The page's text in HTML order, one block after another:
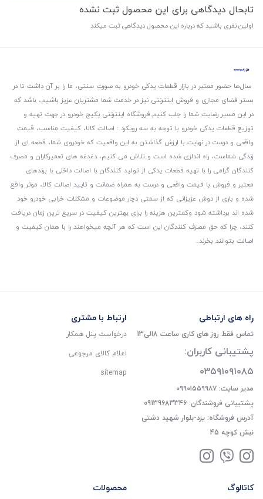
تابحال دیدگاهی برای این محصول ثبت نشده
اولین نفری باشید که درباره این محصول دیدگاهی ثبت میکند
سال‌ها حضور معتبر در بازار قطعات یدکی خودرو به صورت سنتی، ما را بر آن داشت تا در
بستر فضای مجازی و فروش اینترنتی نیز در خدمت شما مشتریان عزیز باشیم، باشد که
در این مسیر رضایت شما را جلب کنیم.فروشگاه اینترنتی پکیج خودرو در جهت تهیه و
توزیع قطعات یدکی خودرو با توجه به سه رویکرد : اصالت کالا، کیفیت مناسب، قیمت
واقعی و درست.در نهایت با ارزش گذاشتن به این واقعیت که خودروی شما، قطعه ای از
زندگی شماست، راه اندازی شده است و تلاش می کنیم، دغدغه های تعمیرکاران و مصرف
کنندگان گرامی را با تهیه قطعات یدکی از تولید کنندگان با اصالت داخلی با برندهای
معتبر و فروش با قیمت واقعی و درست به همراه ضمانت و تایید اصالت کالا، موثر واقع
شده و باری از دوش عزیزانی که از سمتی دچار موضوعات و مشکلات خرابی خودرو خود
شده اند برداشته شود و‌کمترین هزینه را برای بهترین کیفیت در سریع ترین زمان دریافت
کنند، چرا که حق مصرف کنندگان این است که هر آنچه میخواهند را با همان کیفیت و
اصالت بتوانند بخرند..
راه های ارتباطی
تماس فقط روز های کاری ساعت 8الی13
پشتیبانی کاربران:
۰۳۵۹۱۰۹۱۰۸۵
مدیر سایت: ۰۹۹۰۱۵۵۹۹۸۷
پشتیبانی فروشندگان: 09139683346
آدرس فروشگاه: یزد-بلوار شهید دشتی
نبش کوچه 45
ارتباط با مشتری
درخواست پنل همکار
اعلام کالای مرجوعی
sitemap
کاتالوگ محصولات